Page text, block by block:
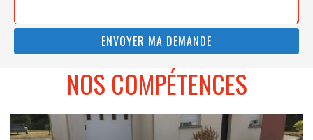
NOS COMPÉTENCES